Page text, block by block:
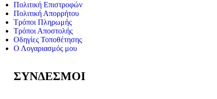
Πολιτική Επιστροφών
Πολιτική Απορρήτου
Τρόποι Πληρωμής
Τρόποι Αποστολής
Οδηγίες Τοποθέτησης
Ο Λογαριασμός μου
ΣΥΝΔΕΣΜΟΙ